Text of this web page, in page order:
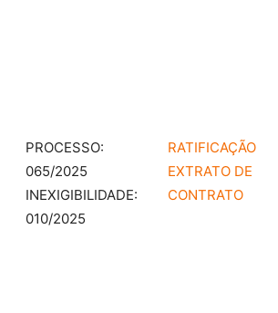
PROCESSO:
065/2025
INEXIGIBILIDADE:
010/2025
RATIFICAÇÃO
EXTRATO DE
CONTRATO